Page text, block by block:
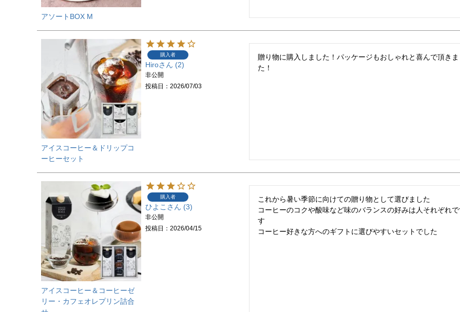
アソートBOX M
アイスコーヒー＆ドリップコ
ーヒーセット
購入者
Hiro 2
非公開
投稿日
2026/07/03
贈り物に購入しました！パッケージもおしゃれと喜んで頂き
た！
アイスコーヒー＆コーヒーゼ
リー・カフェオレプリン詰合
購入者
ひよこ 3
非公開
投稿日
2026/04/15
これから暑い季節に向けての贈り物として選びました
コーヒーのコクや酸味など味のバランスの好みは人それぞれ
す
コーヒー好きな方へのギフトに選びやすいセットでした